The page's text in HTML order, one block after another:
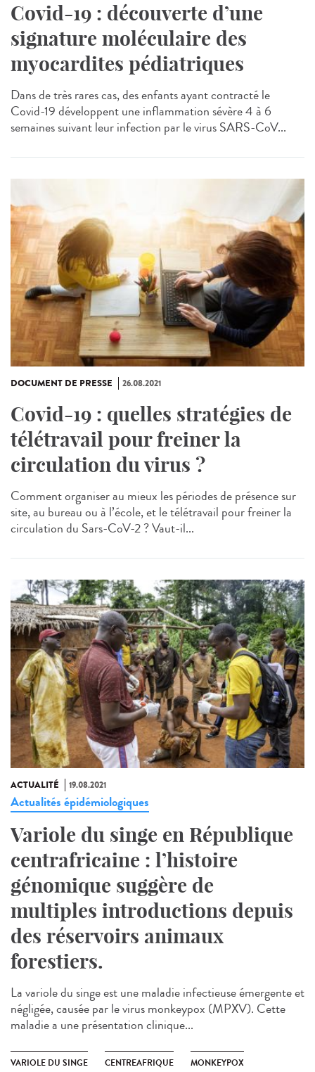
Covid-19 : découverte d’une
signature moléculaire des
myocardites pédiatriques
Dans de très rares cas, des enfants ayant contracté le
Covid-19 développent une inflammation sévère 4 à 6
semaines suivant leur infection par le virus SARS-CoV...
DOCUMENT DE PRESSE 26.08.2021
Covid-19 : quelles stratégies de
télétravail pour freiner la
circulation du virus ?
Comment organiser au mieux les périodes de présence sur
site, au bureau ou à l’école, et le télétravail pour freiner la
circulation du Sars-CoV-2 ? Vaut-il...
ACTUALITÉ 19.08.2021
Actualités épidémiologiques
Variole du singe en République
centrafricaine : l’histoire
génomique suggère de
multiples introductions depuis
des réservoirs animaux
forestiers.
La variole du singe est une maladie infectieuse émergente et
négligée, causée par le virus monkeypox (MPXV). Cette
maladie a une présentation clinique...
VARIOLE DU SINGE CENTREAFRIQUE MONKEYPOX